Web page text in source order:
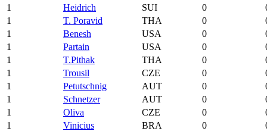
1
Heidrich SUI 0
1
T. Poravid THA 0
1
Benesh USA 0
1
Partain USA 0
1
T.Pithak THA 0
1
Trousil CZE 0
1
Petutschnig AUT 0
1
Schnetzer AUT 0
1
Oliva CZE 0
1
Vinicius BRA 0